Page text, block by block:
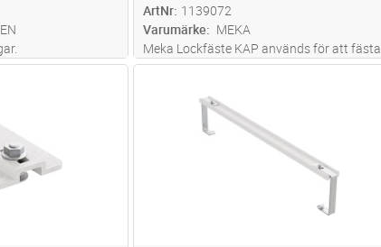
ArtNr 1139072
Varumärke
MEKA
Meka Lockfäste KAP används för att fästa
lock KRL-KS, SK och PSK på kabelstegar.